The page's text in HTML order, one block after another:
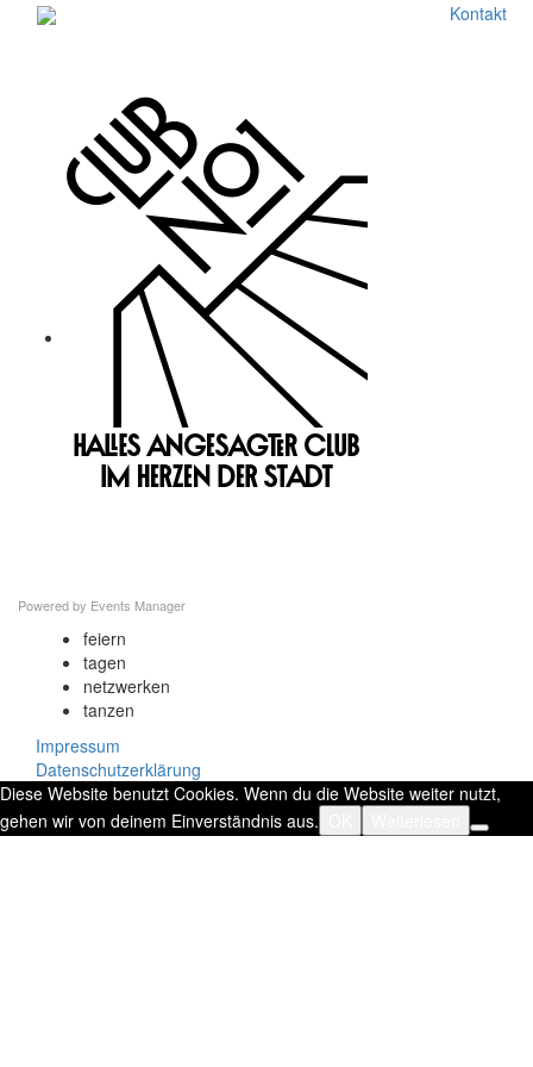
Kontakt
Powered by Events Manager
feiern
tagen
netzwerken
tanzen
Impressum
Datenschutzerklärung
Diese Website benutzt Cookies. Wenn du die Website weiter nutzt,
gehen wir von deinem Einverständnis aus.